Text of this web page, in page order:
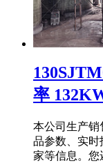
率
本公司生产销
品参数、实时
家等信息。您